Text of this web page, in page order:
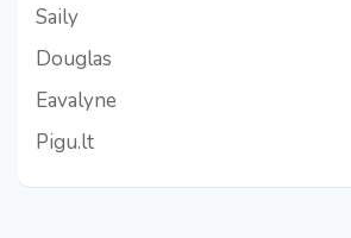
Saily
Douglas
Eavalyne
Pigu.lt